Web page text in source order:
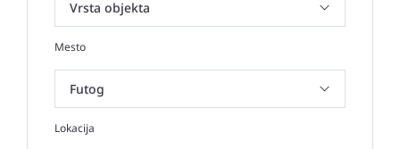
Mesto
Lokacija